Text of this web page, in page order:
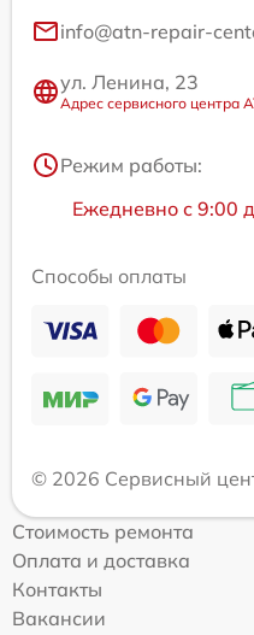
info@atn-repair-
ул. Ленина, 23
Адрес сервисного центра
Режим работы:
Ежедневно с 9:00
Способы оплаты
© 2026 Сервисный
Стоимость ремонта
Оплата и доставка
Контакты
Вакансии